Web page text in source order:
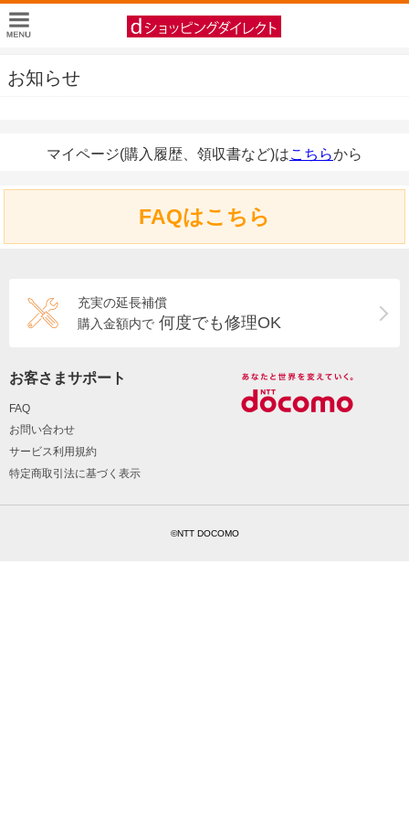
お知らせ
マイページ(購入履歴、領収書など)はこちらから
FAQはこちら
充実の延長補償
購入金額内で 何度でも修理OK
お客さまサポート
FAQ
お問い合わせ
サービス利用規約
特定商取引法に基づく表示
©NTT DOCOMO